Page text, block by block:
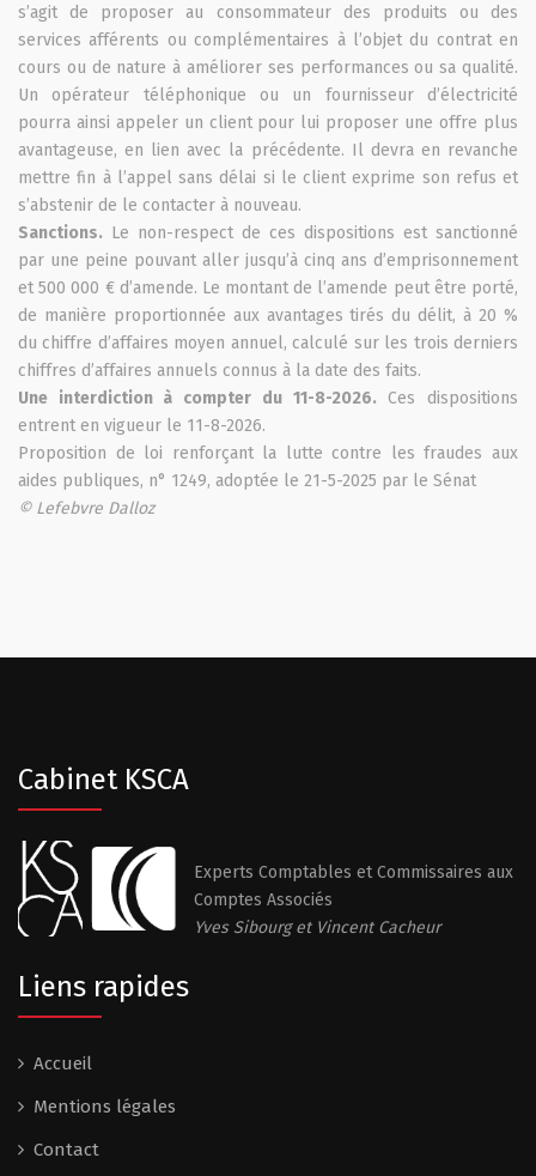
s’agit de proposer au consommateur des produits ou des
services afférents ou complémentaires à l’objet du contrat en
cours ou de nature à améliorer ses performances ou sa qualité.
Un opérateur téléphonique ou un fournisseur d’électricité
pourra ainsi appeler un client pour lui proposer une offre plus
avantageuse, en lien avec la précédente. Il devra en revanche
mettre fin à l’appel sans délai si le client exprime son refus et
s’abstenir de le contacter à nouveau.
Sanctions. Le non-respect de ces dispositions est sanctionné
par une peine pouvant aller jusqu’à cinq ans d’emprisonnement
et 500 000 € d’amende. Le montant de l’amende peut être porté,
de manière proportionnée aux avantages tirés du délit, à 20 %
du chiffre d’affaires moyen annuel, calculé sur les trois derniers
chiffres d’affaires annuels connus à la date des faits.
Une interdiction à compter du 11-8-2026.Ces dispositions
entrent en vigueur le 11-8-2026.
Proposition de loi renforçant la lutte contre les fraudes aux
aides publiques, n° 1249, adoptée le 21-5-2025 par le Sénat
© Lefebvre Dalloz
Cabinet KSCA
Experts Comptables et Commissaires aux
Comptes Associés
Yves Sibourg et Vincent Cacheur
Liens rapides
Accueil
Mentions légales
Contact